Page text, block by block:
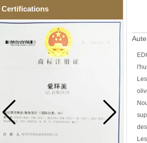
Certifications